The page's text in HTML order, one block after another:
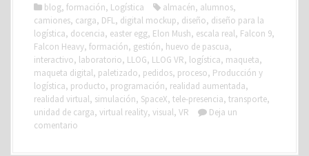
blog, formación, Logística almacén, alumnos,
camiones, carga, DFL, digital mockup, diseño, diseño para la
logística, docencia, easter egg, Elon Mush, escala real, Falcon 9,
Falcon Heavy, formación, gestión, huevo de pascua,
interactivo, laboratorio, LLOG, LLOG VR, logística, maqueta,
maqueta digital, paletizado, pedidos, proceso, Producción y
logística, producto, programación, realidad aumentada,
realidad virtual, simulación, SpaceX, tele-presencia, transporte,
unidad de carga, virtual reality, visual, VR
Deja un
comentario